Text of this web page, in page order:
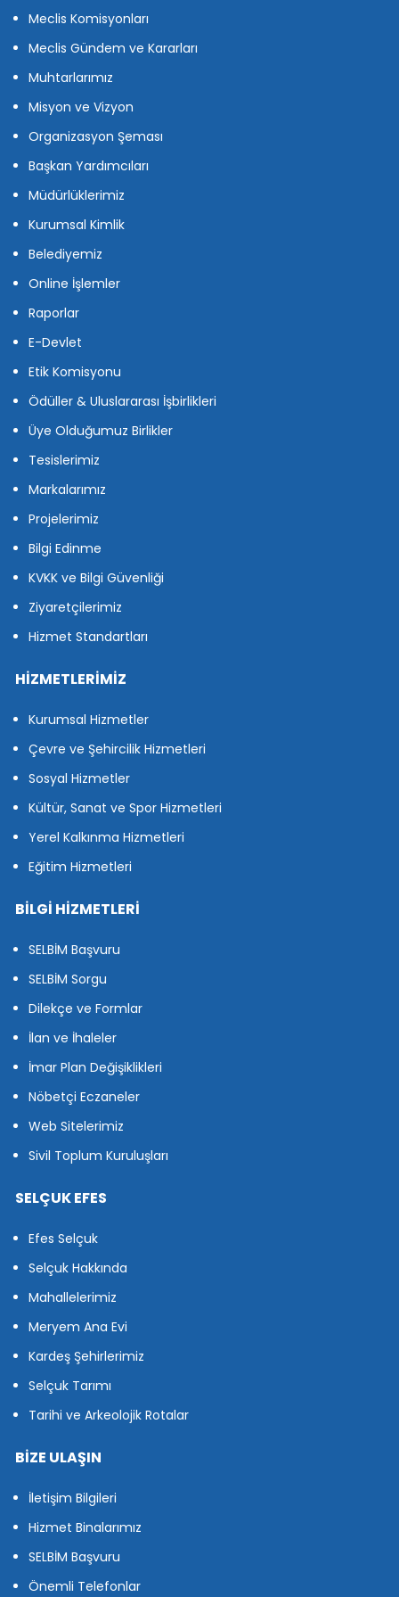
Meclis Komisyonları
Meclis Gündem ve Kararları
Muhtarlarımız
Misyon ve Vizyon
Organizasyon Şeması
Başkan Yardımcıları
Müdürlüklerimiz
Kurumsal Kimlik
Belediyemiz
Online İşlemler
Raporlar
E-Devlet
Etik Komisyonu
Ödüller & Uluslararası İşbirlikleri
Üye Olduğumuz Birlikler
Tesislerimiz
Markalarımız
Projelerimiz
Bilgi Edinme
KVKK ve Bilgi Güvenliği
Ziyaretçilerimiz
Hizmet Standartları
HİZMETLERİMİZ
Kurumsal Hizmetler
Çevre ve Şehircilik Hizmetleri
Sosyal Hizmetler
Kültür, Sanat ve Spor Hizmetleri
Yerel Kalkınma Hizmetleri
Eğitim Hizmetleri
BİLGİ HİZMETLERİ
SELBİM Başvuru
SELBİM Sorgu
Dilekçe ve Formlar
İlan ve İhaleler
İmar Plan Değişiklikleri
Nöbetçi Eczaneler
Web Sitelerimiz
Sivil Toplum Kuruluşları
SELÇUK EFES
Efes Selçuk
Selçuk Hakkında
Mahallelerimiz
Meryem Ana Evi
Kardeş Şehirlerimiz
Selçuk Tarımı
Tarihi ve Arkeolojik Rotalar
BİZE ULAŞIN
İletişim Bilgileri
Hizmet Binalarımız
SELBİM Başvuru
Önemli Telefonlar